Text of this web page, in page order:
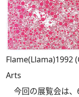
Flame(Llama)1992
Arts
今回の展覧会は、